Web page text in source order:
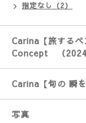
指定なし（2）
Carina【旅する
Concept （
Carina【旬の 瞬
写真